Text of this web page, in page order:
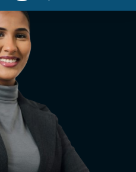
Essaouira 96.6
Taza 103.0
Taounate 95.6
Tiznit 103.1
92.2
104.9
Guelmim 91.9
Tan-Tan 95.2
Tafraout 104.9
92.5 Hz
Salé 106.9 Hz
90.5 Hz